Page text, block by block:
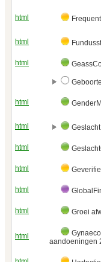
html
html
html
html
html
html
html
html
html Groei
html
aandoeningen